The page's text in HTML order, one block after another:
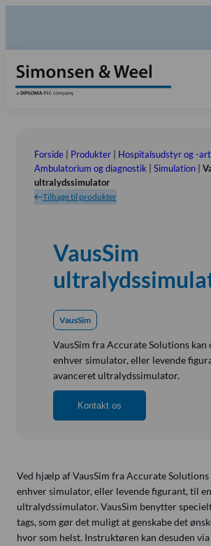
Retur-, Reklamations- og
Reparationsformular
Kontakt os
Send ordination
Vores Værdier
Bestyrelsen
Udstillinger
Showroom
Referensinstallation
Vision, Mission, Miljø og
Kliniske diætister
Salgs- og
Ledige Stillinger
Tlf.: (+45) 70 25 56 10
Forside| Produkter| Hospitalsudstyr og -
Ambulatorium og diagnostik
Simulation|
ultralydssimulator
Tilbage til produkter
VausSim
VausSim
VausSim fra Accurate Solutions kan
enhver simulator, eller levende
avanceret ultralydssimulator.
Kontakt os
Ved hjælp af VausSim fra Accurate Solutions
enhver simulator, eller levende figurant, til
ultralydssimulator. VausSim benytter
tags, som gør det muligt at genskabe det
hvor som helst. Instruktøren kan desuden